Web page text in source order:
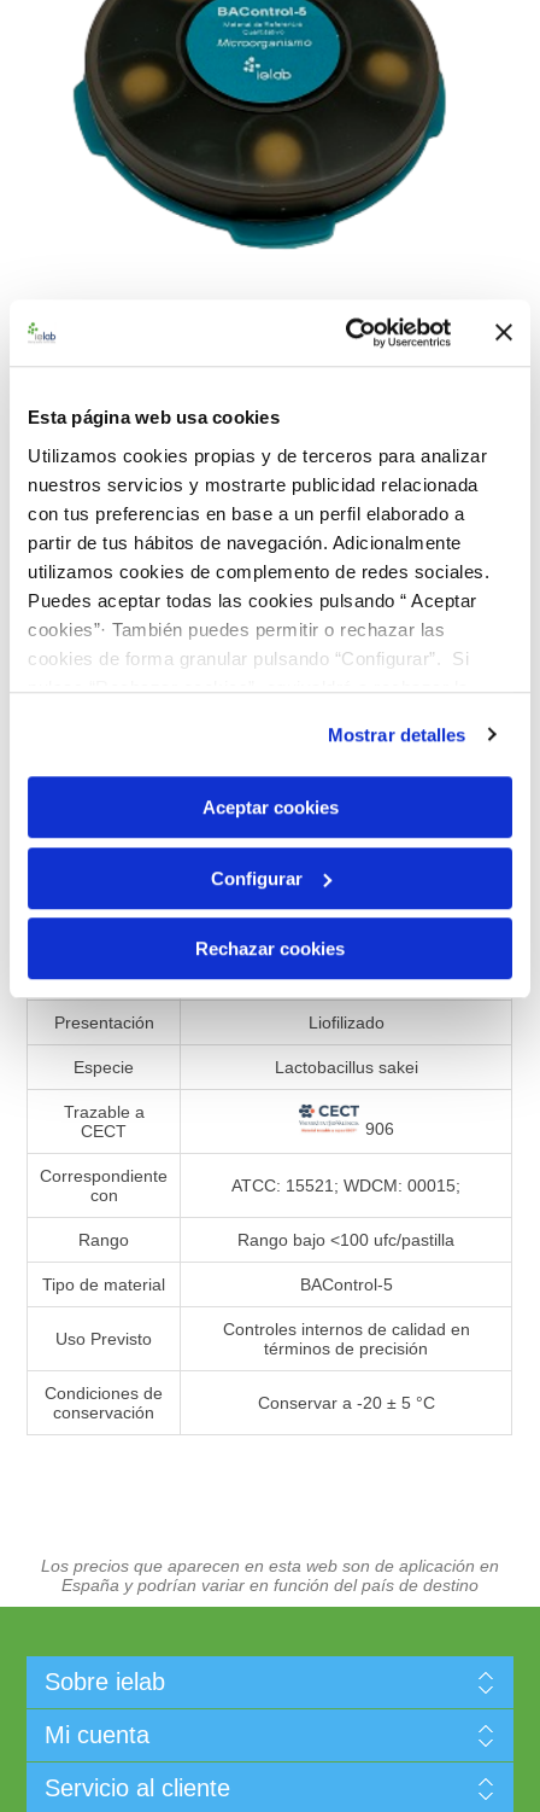
Esta página web usa cookies
Utilizamos cookies propias y de terceros para analizar
nuestros servicios y mostrarte publicidad relacionada
con tus preferencias en base a un perfil elaborado a
partir de tus hábitos de navegación. Adicionalmente
utilizamos cookies de complemento de redes sociales.
Puedes aceptar todas las cookies pulsando “ Aceptar
cookies”· También puedes permitir o rechazar las
cookies de forma granular pulsando “Configurar”. Si
pulsas “Rechazar cookies”, equivaldrá a rechazar la
son indispensables para que el sitio web funcione y que
por tanto no se pueden desactivar. Puedes consultar
más información en nuestraPolítica de Cookies
Mostrar detalles
Aceptar cookies
Configurar
Rechazar cookies
992822 BAControl-5 Rango
Bajo Lactobacillus sakei
CECT 906
Material de referencia microbiológico cuantitativo de
Lactobacillus sakeiCECT 906. Suministrado en un dispensador
BAControl de 5 pastillas. Rango de concentración bajo (<100
ufc/pastilla)
112,00 €
Referencia 992822
Presentación Liofilizado
Especie Lactobacillus sakei
Trazable a
CECT
906
Correspondiente
con
ATCC: 15521; WDCM: 00015;
Rango Rango bajo <100 ufc/pastilla
Tipo de material BAControl-5
Uso Previsto
Controles internos de calidad en
términos de precisión
Condiciones de
conservación
Conservar a -20 ± 5 °C
Los precios que aparecen en esta web son de aplicación en
España y podrían variar en función del país de destino
Sobre ielab
Mi cuenta
Servicio al cliente